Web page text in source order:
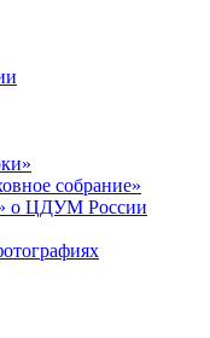
собрание»
о ЦДУМ России